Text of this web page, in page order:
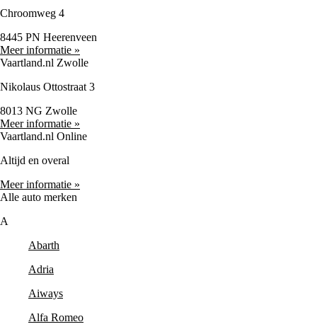
Chroomweg 4
8445 PN Heerenveen
Meer informatie »
Vaartland.nl Zwolle
Nikolaus Ottostraat 3
8013 NG Zwolle
Meer informatie »
Vaartland.nl Online
Altijd en overal
Meer informatie »
Alle auto merken
A
Abarth
Adria
Aiways
Alfa Romeo